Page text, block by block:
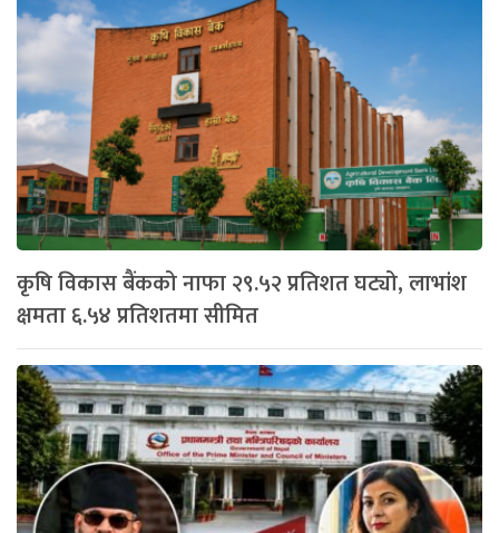
कृषि विकास बैंकको नाफा २९.५२ प्रतिशत घट्यो, लाभांश
क्षमता ६.५४ प्रतिशतमा सीमित